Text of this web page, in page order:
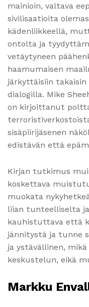
mainioin, valtava
sivilisaatioita
kädenliikkeellä,
ontolta ja
vetäytyneen
haamumaisen
järkyttäisiin takaisin
dialogilla. Mike
on kirjoittanut
sisäpiirijäsenen
edistävän että
Kirjan tutkimus
koskettava
muokata
liian tunteelliselta
kauhistuttava että
jännitystä ja tunne
ja ystävällinen,
keskustelun, eikä
Markku